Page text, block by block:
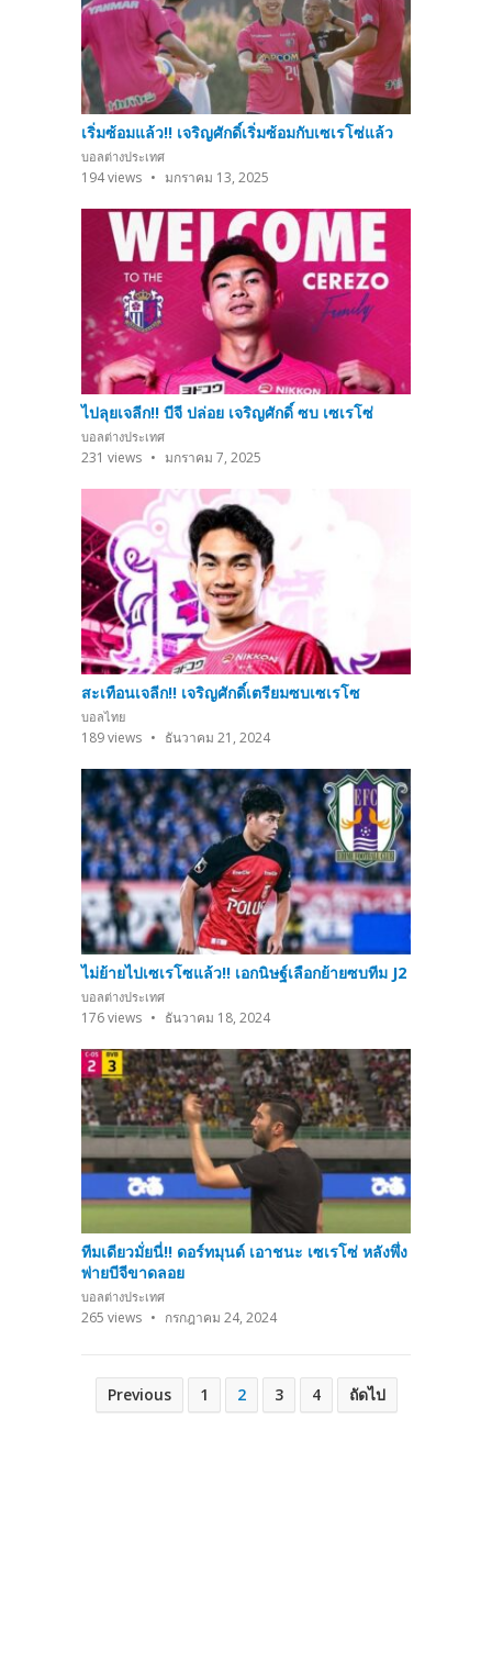
เริ่มซ้อมแล้ว!! เจริญศักดิ์เริ่มซ้อมกับเซเรโซ่แล้ว
บอลต่างประเทศ
194views มกราคม 13, 2025
ไปลุยเจลีก!! บีจี ปล่อย เจริญศักดิ์ ซบ เซเรโซ่
บอลต่างประเทศ
231 views มกราคม 7, 2025
สะเทือนเจลีก!! เจริญศักดิ์เตรียมซบเซเรโซ
บอลไทย
189views ธันวาคม 21, 2024
ไม่ย้ายไปเซเรโซแล้ว!! เอกนิษฐ์เลือกย้ายซบทีม J2
บอลต่างประเทศ
176views ธันวาคม 18, 2024
ทีมเดียวมั่ยนี่!! ดอร์ทมุนด์ เอาชนะ เซเรโซ่ หลังพึ่ง
พ่ายบีจีขาดลอย
บอลต่างประเทศ
265 views กรกฎาคม 24, 2024
Posts
pagination
Previous 1 2 3 4 ถัดไป